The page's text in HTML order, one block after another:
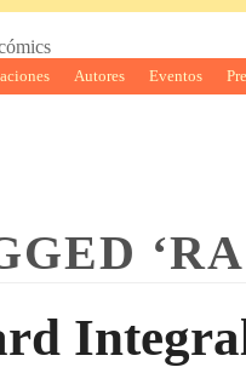
Autores Eventos